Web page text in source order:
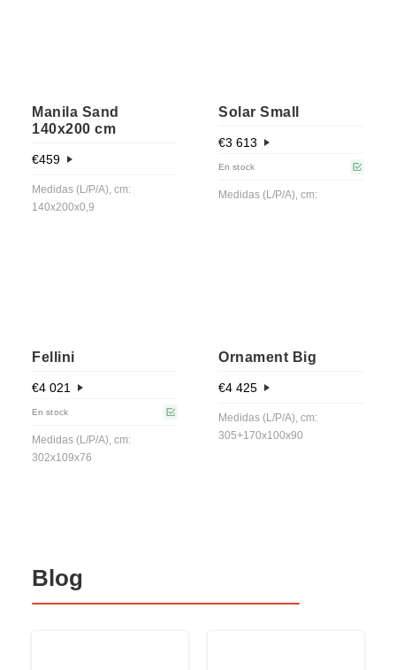
Manila Sand
140x200 cm
€459
Medidas (L/P/A), cm:
140x200x0,9
Solar Small
€3 613
En stock
Medidas (L/P/A), cm:
Fellini
€4 021
En stock
Medidas (L/P/A), cm:
302x109x76
Ornament Big
€4 425
Medidas (L/P/A), cm:
305+170x100x90
Blog